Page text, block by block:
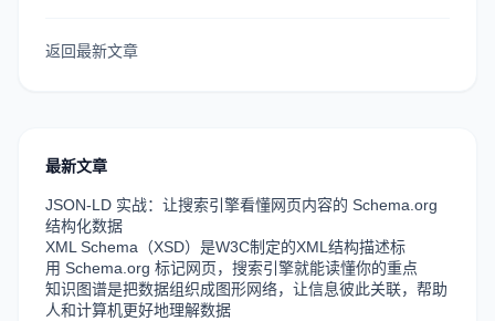
返回最新文章
最新文章
JSON-LD 实战：让搜索引擎看懂网页内容的 Schema.org
结构化数据
XML Schema（XSD）是W3C制定的XML结构描述标
用 Schema.org 标记网页，搜索引擎就能读懂你的重点
知识图谱是把数据组织成图形网络，让信息彼此关联，帮助
人和计算机更好地理解数据